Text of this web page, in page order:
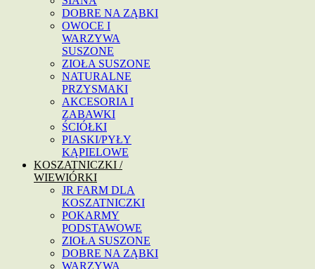
DOBRE NA ZĄBKI
OWOCE I
WARZYWA
SUSZONE
ZIOŁA SUSZONE
NATURALNE
PRZYSMAKI
AKCESORIA I
ZABAWKI
ŚCIÓŁKI
PIASKI/PYŁY
KĄPIELOWE
KOSZATNICZKI /
WIEWIÓRKI
JR FARM DLA
KOSZATNICZKI
POKARMY
PODSTAWOWE
ZIOŁA SUSZONE
DOBRE NA ZĄBKI
WARZYWA